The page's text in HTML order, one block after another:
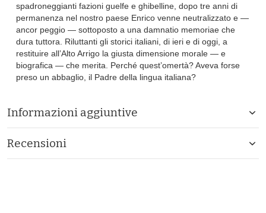
spadroneggianti fazioni guelfe e ghibelline, dopo tre anni di
permanenza nel nostro paese Enrico venne neutralizzato e —
ancor peggio — sottoposto a una damnatio memoriae che
dura tuttora. Riluttanti gli storici italiani, di ieri e di oggi, a
restituire all’Alto Arrigo la giusta dimensione morale — e
biografica — che merita. Perché quest’omertà? Aveva forse
preso un abbaglio, il Padre della lingua italiana?
Informazioni aggiuntive
Recensioni